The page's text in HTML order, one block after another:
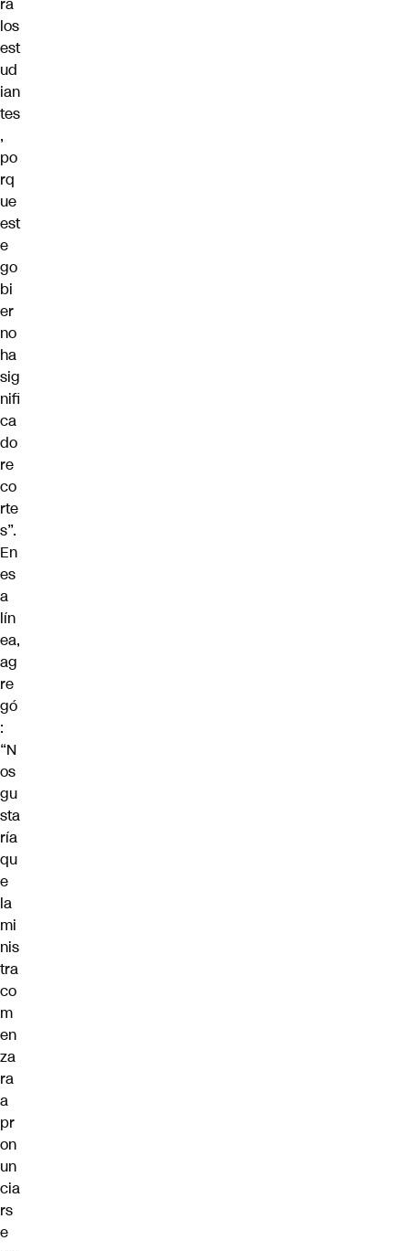
los
est
ud
ian
tes
,
po
rq
ue
est
e
go
bi
er
no
ha
sig
nifi
ca
do
re
co
rte
s”.
En
es
a
lín
ea,
ag
re
gó
:
“N
os
gu
sta
ría
qu
e
la
mi
nis
tra
co
m
en
za
ra
a
pr
on
un
cia
rs
e